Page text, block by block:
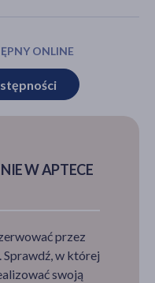
ONLINE
W APTECE
przez
w której
swoją